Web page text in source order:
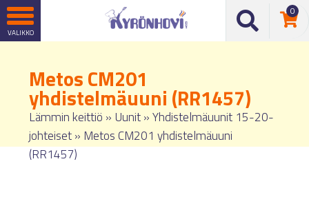
0
Metos CM201
yhdistelmäuuni (RR1457)
Lämmin keittiö » Uunit»Yhdistelmäuunit 15-20-
johteiset» Metos CM201 yhdistelmäuuni
(RR1457)